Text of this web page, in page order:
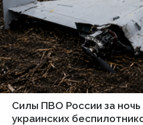
Силы ПВО России за
украинских